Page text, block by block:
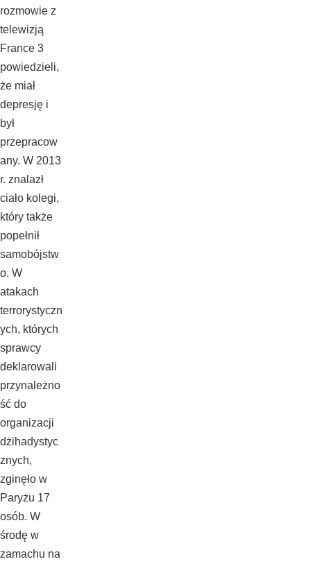
rozmowie z
telewizją
France 3
powiedzieli,
że miał
depresję i
był
przepracow
any. W 2013
r. znalazł
ciało kolegi,
który także
popełnił
samobójstw
o. W
atakach
terrorystyczn
ych, których
sprawcy
deklarowali
przynależno
ść do
organizacji
dżihadystyc
znych,
zginęło w
Paryżu 17
osób. W
środę w
zamachu na